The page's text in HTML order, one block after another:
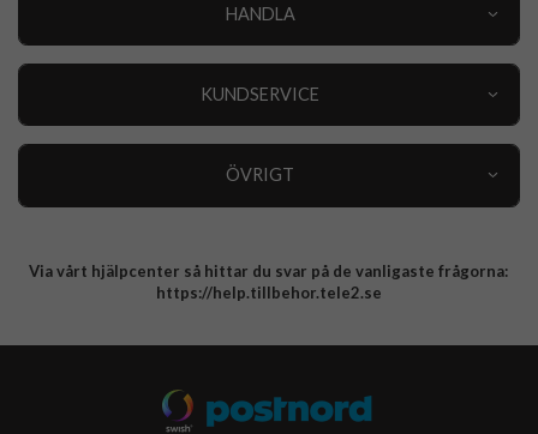
HANDLA
KUNDSERVICE
ÖVRIGT
Integritetspolicy
Via vårt hjälpcenter så hittar du svar på de vanligaste frågorna:
https://help.tillbehor.tele2.se